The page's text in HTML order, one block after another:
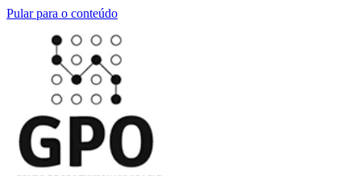
Pular para o conteúdo